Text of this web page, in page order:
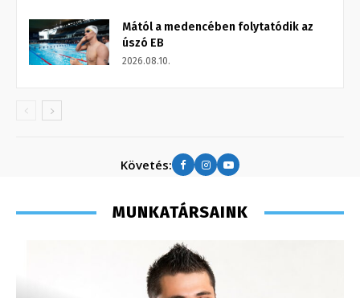
Mától a medencében folytatódik az
úszó EB
2026.08.10.
Követés:
MUNKATÁRSAINK